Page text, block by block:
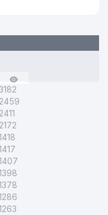
2459
2411
2172